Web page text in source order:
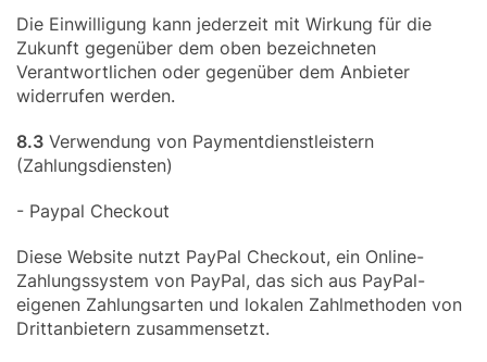
Die Einwilligung kann jederzeit mit Wirkung für die
Zukunft gegenüber dem oben bezeichneten
Verantwortlichen oder gegenüber dem Anbieter
widerrufen werden.
8.3 Verwendung von Paymentdienstleistern
(Zahlungsdiensten)
- Paypal Checkout
Diese Website nutzt PayPal Checkout, ein Online-
Zahlungssystem von PayPal, das sich aus PayPal-
eigenen Zahlungsarten und lokalen Zahlmethoden von
Drittanbietern zusammensetzt.